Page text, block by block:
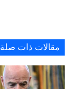
مقالات ذات صلة